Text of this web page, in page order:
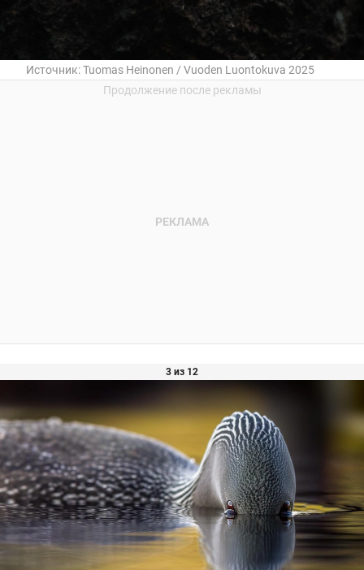
Источник:Tuomas Heinonen / Vuoden Luontokuva 2025
3 из 12